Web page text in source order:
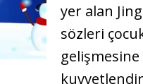
yer alan
sözleri